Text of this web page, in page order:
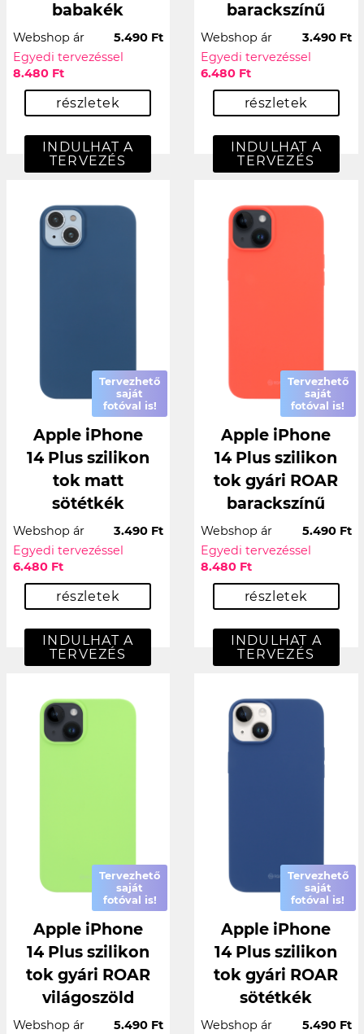
babakék
Webshop ár
5.490 Ft
Egyedi tervezéssel
8.480 Ft
részletek
INDULHAT A
TERVEZÉS
barackszínű
Webshop ár
3.490 Ft
Egyedi tervezéssel
6.480 Ft
részletek
INDULHAT A
TERVEZÉS
Tervezhető
saját
fotóval is!
Apple iPhone
14 Plus szilikon
tok matt
sötétkék
Webshop ár
3.490 Ft
Egyedi tervezéssel
6.480 Ft
részletek
INDULHAT A
TERVEZÉS
Tervezhető
saját
fotóval is!
Apple iPhone
14 Plus szilikon
tok gyári ROAR
barackszínű
Webshop ár
5.490 Ft
Egyedi tervezéssel
8.480 Ft
részletek
INDULHAT A
TERVEZÉS
Tervezhető
saját
fotóval is!
Apple iPhone
14 Plus szilikon
tok gyári ROAR
világoszöld
Webshop ár
5.490 Ft
Tervezhető
saját
fotóval is!
Apple iPhone
14 Plus szilikon
tok gyári ROAR
sötétkék
Webshop ár
5.490 Ft